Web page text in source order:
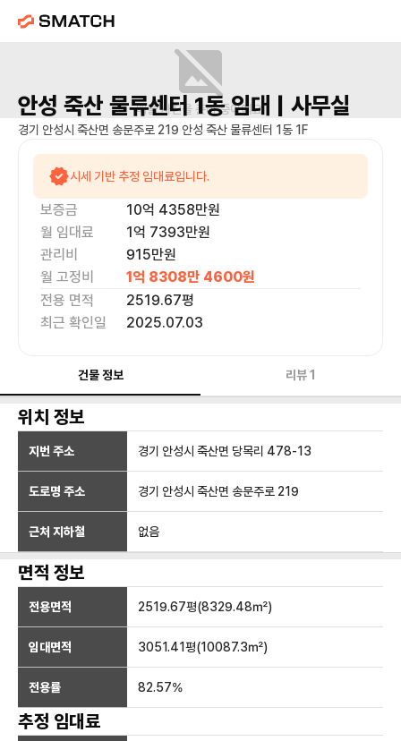
매물 사진을 준비 중이에요.
안성 죽산 물류센터 1동임대 | 사무실
경기 안성시 죽산면 송문주로 219 안성 죽산 물류센터 1동 1F
시세 기반 추정 임대료입니다.
보증금 10억 4358만원
월 임대료
1억 7393만원
관리비
915만원
월 고정비
1억 8308만 4600원
전용 면적
2519.67평
최근 확인일
2025.07.03
건물 정보 리뷰1
위치 정보
지번 주소 경기 안성시 죽산면 당목리 478-13
도로명 주소 경기 안성시 죽산면 송문주로 219
근처 지하철 없음
면적 정보
전용면적 2519.67평(8329.48㎡)
임대면적 3051.41평(10087.3㎡)
전용률 82.57%
추정 임대료